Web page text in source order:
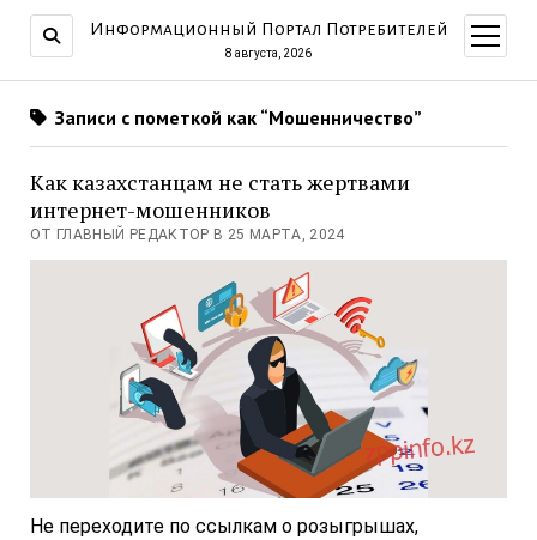
Информационный Портал Потребителей
8 августа, 2026
меню
Записи с пометкой как “Мошенничество”
Как казахстанцам не стать жертвами
интернет-мошенников
ОТ ГЛАВНЫЙ РЕДАКТОР В 25 МАРТА, 2024
Не переходите по ссылкам о розыгрышах,